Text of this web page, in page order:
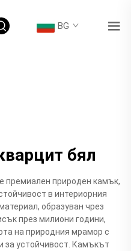
BG
бял
премиален природен камък,
в интериорния
образуван чрез
през милиони години,
на природния мрамор с
за устойчивост. Камъкът